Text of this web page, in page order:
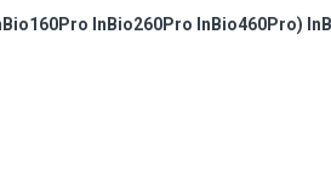
InBio260Pro InBio460Pro)